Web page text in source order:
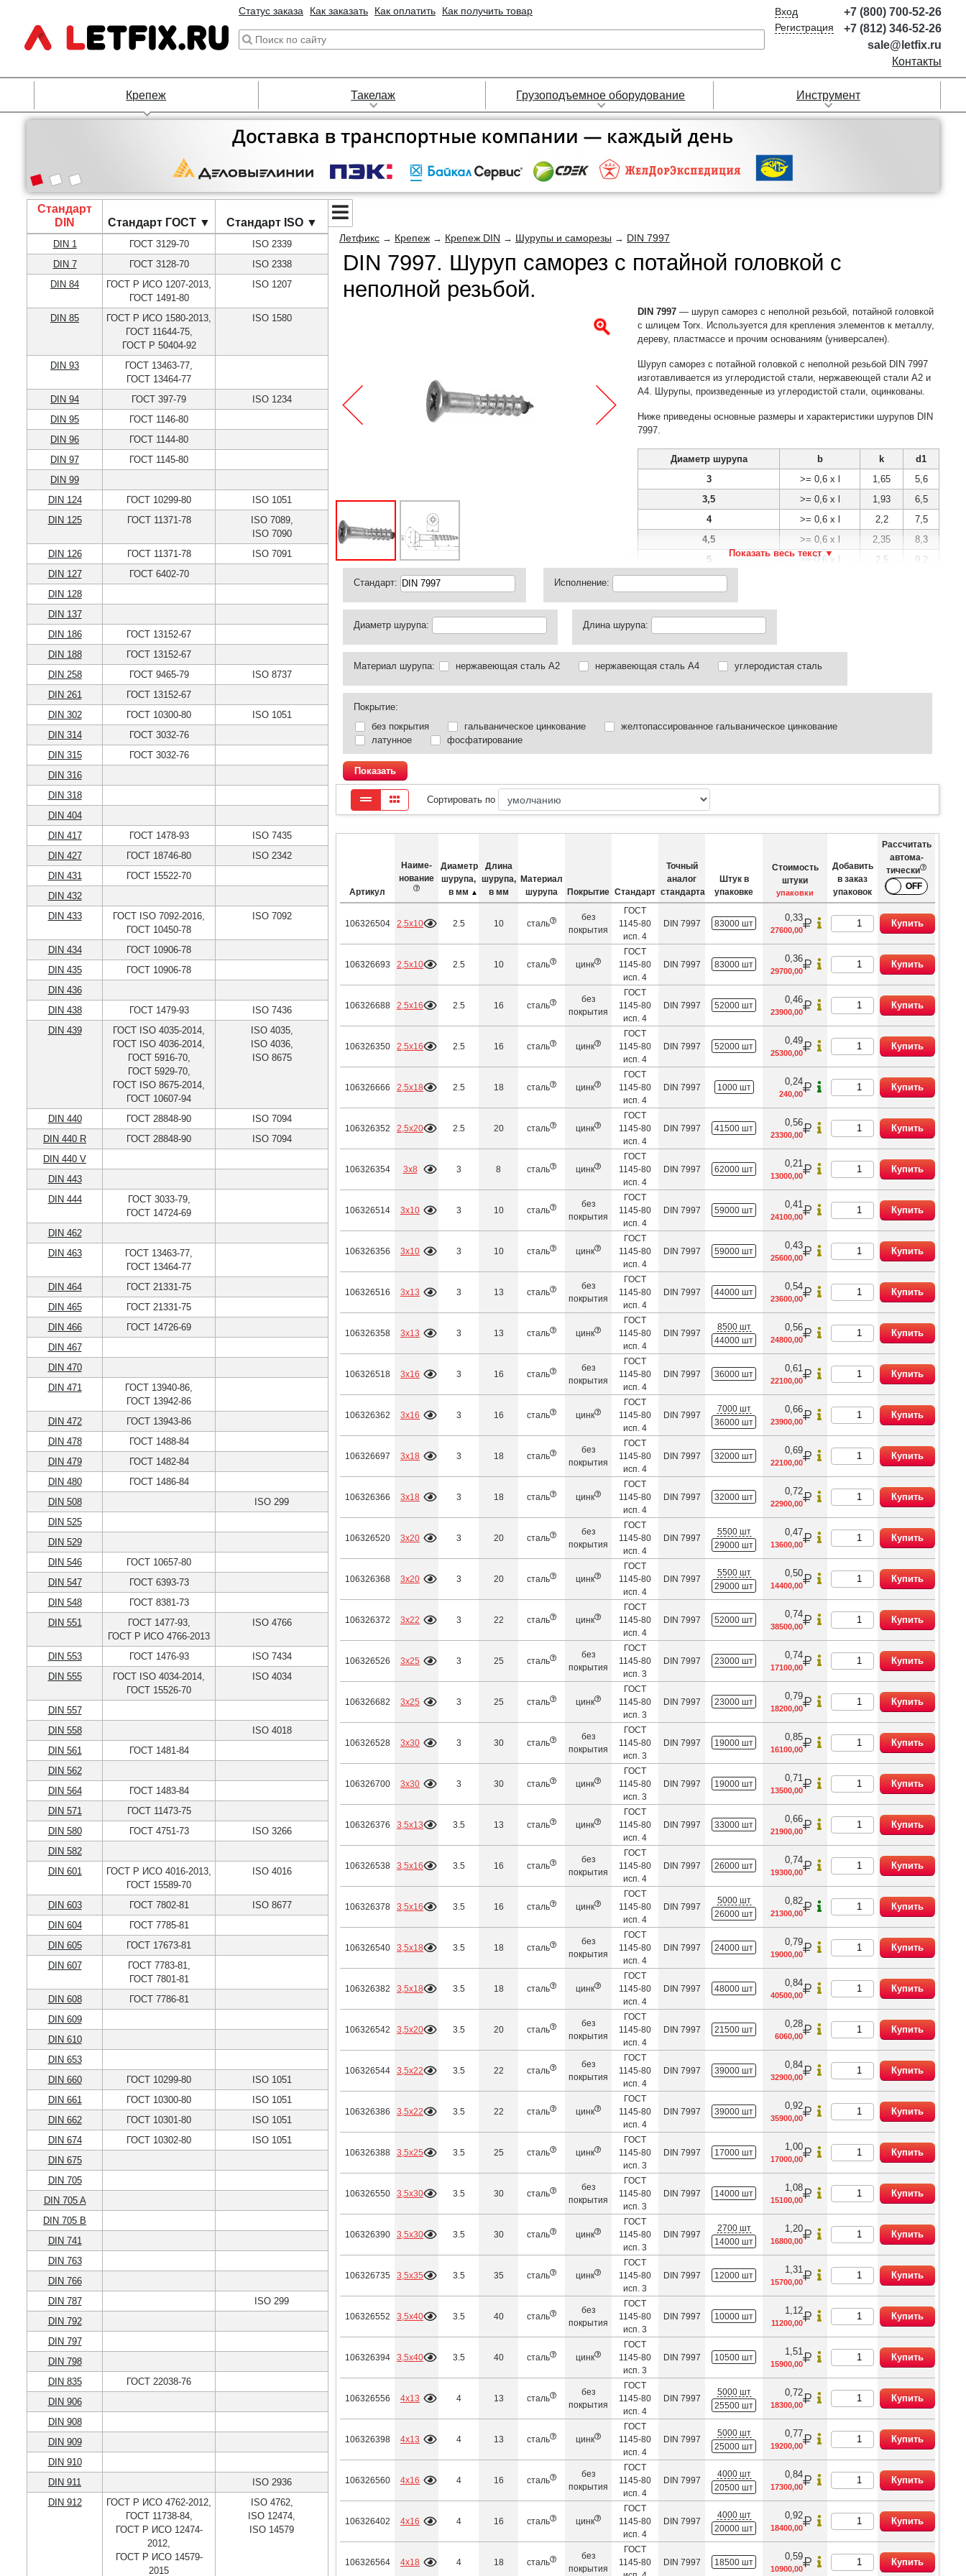
Статус заказа Как заказать Как оплатить Как получить товар
Вход
Регистрация
+7 (800) 700-52-26
+7 (812) 346-52-26
sale@letfix.ru
Контакты
Крепеж Такелаж Грузоподъемное оборудование Инструмент
Стандарт
DIN
Стандарт ГОСТ ▼ Стандарт ISO ▼
DIN 1 ГОСТ 3129-70
ISO 2339
DIN 7
ГОСТ 3128-70
ISO 2338
DIN 84
ГОСТ Р ИСО 1207-2013,
ГОСТ 1491-80
ISO 1207
DIN 85
ГОСТ Р ИСО 1580-2013,
ГОСТ 11644-75,
ГОСТ Р 50404-92
ISO 1580
DIN 93
ГОСТ 13463-77,
ГОСТ 13464-77
DIN 94
ГОСТ 397-79
ISO 1234
DIN 95
ГОСТ 1146-80
DIN 96
ГОСТ 1144-80
DIN 97
ГОСТ 1145-80
DIN 99
DIN 124
ГОСТ 10299-80
ISO 1051
DIN 125
ГОСТ 11371-78
ISO 7089,
ISO 7090
DIN 126
ГОСТ 11371-78
ISO 7091
DIN 127
ГОСТ 6402-70
DIN 128
DIN 137
DIN 186
ГОСТ 13152-67
DIN 188
ГОСТ 13152-67
DIN 258
ГОСТ 9465-79
ISO 8737
DIN 261
ГОСТ 13152-67
DIN 302
ГОСТ 10300-80
ISO 1051
DIN 314
ГОСТ 3032-76
DIN 315
ГОСТ 3032-76
DIN 316
DIN 318
DIN 404
DIN 417
ГОСТ 1478-93
ISO 7435
DIN 427
ГОСТ 18746-80
ISO 2342
DIN 431
ГОСТ 15522-70
DIN 432
DIN 433
ГОСТ ISO 7092-2016,
ГОСТ 10450-78
ISO 7092
DIN 434
ГОСТ 10906-78
DIN 435
ГОСТ 10906-78
DIN 436
DIN 438
ГОСТ 1479-93
ISO 7436
DIN 439
ГОСТ ISO 4035-2014,
ГОСТ ISO 4036-2014,
ГОСТ 5916-70,
ГОСТ 5929-70,
ГОСТ ISO 8675-2014,
ГОСТ 10607-94
ISO 4035,
ISO 4036,
ISO 8675
DIN 440 ГОСТ 28848-90
ISO 7094
DIN 440 R
ГОСТ 28848-90
ISO 7094
DIN 440 V
DIN 443
DIN 444
ГОСТ 3033-79,
ГОСТ 14724-69
DIN 462
DIN 463
ГОСТ 13463-77,
ГОСТ 13464-77
DIN 464
ГОСТ 21331-75
DIN 465
ГОСТ 21331-75
DIN 466
ГОСТ 14726-69
DIN 467
DIN 470
DIN 471
ГОСТ 13940-86,
ГОСТ 13942-86
DIN 472
ГОСТ 13943-86
DIN 478
ГОСТ 1488-84
DIN 479
ГОСТ 1482-84
DIN 480
ГОСТ 1486-84
DIN 508
ISO 299
DIN 525
DIN 529
DIN 546
ГОСТ 10657-80
DIN 547
ГОСТ 6393-73
DIN 548
ГОСТ 8381-73
DIN 551
ГОСТ 1477-93,
ГОСТ Р ИСО 4766-2013
ISO 4766
DIN 553 ГОСТ 1476-93
ISO 7434
DIN 555
ГОСТ ISO 4034-2014,
ГОСТ 15526-70
ISO 4034
DIN 557
DIN 558
ISO 4018
DIN 561
ГОСТ 1481-84
DIN 562
DIN 564
ГОСТ 1483-84
DIN 571
ГОСТ 11473-75
DIN 580
ГОСТ 4751-73
ISO 3266
DIN 582
DIN 601
ГОСТ Р ИСО 4016-2013,
ГОСТ 15589-70
ISO 4016
DIN 603 ГОСТ 7802-81
ISO 8677
DIN 604
ГОСТ 7785-81
DIN 605
ГОСТ 17673-81
DIN 607
ГОСТ 7783-81,
ГОСТ 7801-81
DIN 608
ГОСТ 7786-81
DIN 609
DIN 610
DIN 653
DIN 660
ГОСТ 10299-80
ISO 1051
DIN 661
ГОСТ 10300-80
ISO 1051
DIN 662
ГОСТ 10301-80
ISO 1051
DIN 674
ГОСТ 10302-80
ISO 1051
DIN 675
DIN 705
DIN 705 A
DIN 705 B
DIN 741
DIN 763
DIN 766
DIN 787
ISO 299
DIN 792
DIN 797
DIN 798
DIN 835
ГОСТ 22038-76
DIN 906
DIN 908
DIN 909
DIN 910
DIN 911
ISO 2936
DIN 912
ГОСТ Р ИСО 4762-2012,
ГОСТ 11738-84,
ГОСТ Р ИСО 12474-
2012,
ГОСТ Р ИСО 14579-
2015
ISO 4762,
ISO 12474,
ISO 14579
Летфикс → Крепеж → Крепеж DIN → Шурупы и саморезы → DIN 7997
DIN 7997. Шуруп саморез с потайной головкой с
неполной резьбой.
DIN 7997 — шуруп саморез с неполной резьбой, потайной головкой
с шлицем Torx. Используется для крепления элементов к металлу,
дереву, пластмассе и прочим основаниям (универсален).
Шуруп саморез с потайной головкой с неполной резьбой DIN 7997
изготавливается из углеродистой стали, нержавеющей стали А2 и
А4. Шурупы, произведенные из углеродистой стали, оцинкованы.
Ниже приведены основные размеры и характеристики шурупов DIN
7997.
Диаметр шурупа b k
d1
3
>= 0,6 x l 1,65
5,6
3,5
>= 0,6 x l 1,93
6,5
4
>= 0,6 x l 2,2
7,5
4,5
>= 0,6 x l 2,35
8,3
5
>= 0,6 x l 2,5
9,2
Стандарт: Исполнение:
Диаметр шурупа: Длина шурупа:
Материал шурупа: нержавеющая сталь А2 нержавеющая сталь А4 углеродистая сталь
Покрытие:
без покрытия
гальваническое цинкование
желтопассированное гальваническое цинкование
латунное
фосфатирование
Показать
Сортировать по
Артикул
Наиме­
нование
Диаметр
шурупа,
в мм
Длина
шурупа,
в мм
Материал
шурупа
Покрытие Стандарт
Точный
аналог
стандарта
Штук в
упаковке
Стоимость
штуки
упаковки
Добавить
в заказ
упаковок
Рассчитать
автома­
тически
106326504 2,5х10 2.5 10 сталь
без
покрытия
ГОСТ
1145-80
исп. 4
DIN 7997 83000 шт
0,33
27600,00
Купить
106326693 2,5х10 2.5 10 сталь цинк
ГОСТ
1145-80
исп. 4
DIN 7997 83000 шт
0,36
29700,00
Купить
106326688 2,5х16 2.5 16 сталь
без
покрытия
ГОСТ
1145-80
исп. 4
DIN 7997 52000 шт
0,46
23900,00
Купить
106326350 2,5х16 2.5 16 сталь цинк
ГОСТ
1145-80
исп. 4
DIN 7997 52000 шт
0,49
25300,00
Купить
106326666 2,5х18 2.5 18 сталь цинк
ГОСТ
1145-80
исп. 4
DIN 7997 1000 шт
0,24
240,00
Купить
106326352 2,5х20 2.5 20 сталь цинк
ГОСТ
1145-80
исп. 4
DIN 7997 41500 шт
0,56
23300,00
Купить
106326354 3х8 3 8 сталь цинк
ГОСТ
1145-80
исп. 4
DIN 7997 62000 шт
0,21
13000,00
Купить
106326514 3х10 3 10 сталь
без
покрытия
ГОСТ
1145-80
исп. 4
DIN 7997 59000 шт
0,41
24100,00
Купить
106326356 3х10 3 10 сталь цинк
ГОСТ
1145-80
исп. 4
DIN 7997 59000 шт
0,43
25600,00
Купить
106326516 3х13 3 13 сталь
без
покрытия
ГОСТ
1145-80
исп. 4
DIN 7997 44000 шт
0,54
23600,00
Купить
106326358 3х13 3 13 сталь цинк
ГОСТ
1145-80
исп. 4
DIN 7997
8500 шт
44000 шт
0,56
24800,00
Купить
106326518 3х16 3 16 сталь
без
покрытия
ГОСТ
1145-80
исп. 4
DIN 7997 36000 шт
0,61
22100,00
Купить
106326362 3х16 3 16 сталь цинк
ГОСТ
1145-80
исп. 4
DIN 7997
7000 шт
36000 шт
0,66
23900,00
Купить
106326697 3х18 3 18 сталь
без
покрытия
ГОСТ
1145-80
исп. 4
DIN 7997 32000 шт
0,69
22100,00
Купить
106326366 3х18 3 18 сталь цинк
ГОСТ
1145-80
исп. 4
DIN 7997 32000 шт
0,72
22900,00
Купить
106326520 3х20 3 20 сталь
без
покрытия
ГОСТ
1145-80
исп. 4
DIN 7997
5500 шт
29000 шт
0,47
13600,00
Купить
106326368 3х20 3 20 сталь цинк
ГОСТ
1145-80
исп. 4
DIN 7997
5500 шт
29000 шт
0,50
14400,00
Купить
106326372 3х22 3 22 сталь цинк
ГОСТ
1145-80
исп. 4
DIN 7997 52000 шт
0,74
38500,00
Купить
106326526 3х25 3 25 сталь
без
покрытия
ГОСТ
1145-80
исп. 3
DIN 7997 23000 шт
0,74
17100,00
Купить
106326682 3х25 3 25 сталь цинк
ГОСТ
1145-80
исп. 3
DIN 7997 23000 шт
0,79
18200,00
Купить
106326528 3х30 3 30 сталь
без
покрытия
ГОСТ
1145-80
исп. 3
DIN 7997 19000 шт
0,85
16100,00
Купить
106326700 3х30 3 30 сталь цинк
ГОСТ
1145-80
исп. 3
DIN 7997 19000 шт
0,71
13500,00
Купить
106326376 3,5х13 3.5 13 сталь цинк
ГОСТ
1145-80
исп. 4
DIN 7997 33000 шт
0,66
21900,00
Купить
106326538 3,5х16 3.5 16 сталь
без
покрытия
ГОСТ
1145-80
исп. 4
DIN 7997 26000 шт
0,74
19300,00
Купить
106326378 3,5х16 3.5 16 сталь цинк
ГОСТ
1145-80
исп. 4
DIN 7997
5000 шт
26000 шт
0,82
21300,00
Купить
106326540 3,5х18 3.5 18 сталь
без
покрытия
ГОСТ
1145-80
исп. 4
DIN 7997 24000 шт
0,79
19000,00
Купить
106326382 3,5х18 3.5 18 сталь цинк
ГОСТ
1145-80
исп. 4
DIN 7997 48000 шт
0,84
40500,00
Купить
106326542 3,5х20 3.5 20 сталь
без
покрытия
ГОСТ
1145-80
исп. 4
DIN 7997 21500 шт
0,28
6060,00
Купить
106326544 3,5х22 3.5 22 сталь
без
покрытия
ГОСТ
1145-80
исп. 4
DIN 7997 39000 шт
0,84
32900,00
Купить
106326386 3,5х22 3.5 22 сталь цинк
ГОСТ
1145-80
исп. 4
DIN 7997 39000 шт
0,92
35900,00
Купить
106326388 3,5х25 3.5 25 сталь цинк
ГОСТ
1145-80
исп. 3
DIN 7997 17000 шт
1,00
17000,00
Купить
106326550 3,5х30 3.5 30 сталь
без
покрытия
ГОСТ
1145-80
исп. 3
DIN 7997 14000 шт
1,08
15100,00
Купить
106326390 3,5х30 3.5 30 сталь цинк
ГОСТ
1145-80
исп. 3
DIN 7997
2700 шт
14000 шт
1,20
16800,00
Купить
106326735 3,5х35 3.5 35 сталь цинк
ГОСТ
1145-80
исп. 3
DIN 7997 12000 шт
1,31
15700,00
Купить
106326552 3,5х40 3.5 40 сталь
без
покрытия
ГОСТ
1145-80
исп. 3
DIN 7997 10000 шт
1,12
11200,00
Купить
106326394 3,5х40 3.5 40 сталь цинк
ГОСТ
1145-80
исп. 3
DIN 7997 10500 шт
1,51
15900,00
Купить
106326556 4х13 4 13 сталь
без
покрытия
ГОСТ
1145-80
исп. 4
DIN 7997
5000 шт
25500 шт
0,72
18300,00
Купить
106326398 4х13 4 13 сталь цинк
ГОСТ
1145-80
исп. 4
DIN 7997
5000 шт
25000 шт
0,77
19200,00
Купить
106326560 4х16 4 16 сталь
без
покрытия
ГОСТ
1145-80
исп. 4
DIN 7997
4000 шт
20500 шт
0,84
17300,00
Купить
106326402 4х16 4 16 сталь цинк
ГОСТ
1145-80
исп. 4
DIN 7997
4000 шт
20000 шт
0,92
18400,00
Купить
106326564 4х18 4 18 сталь
без
покрытия
ГОСТ
1145-80
DIN 7997 18500 шт
0,59
10900,00
Купить